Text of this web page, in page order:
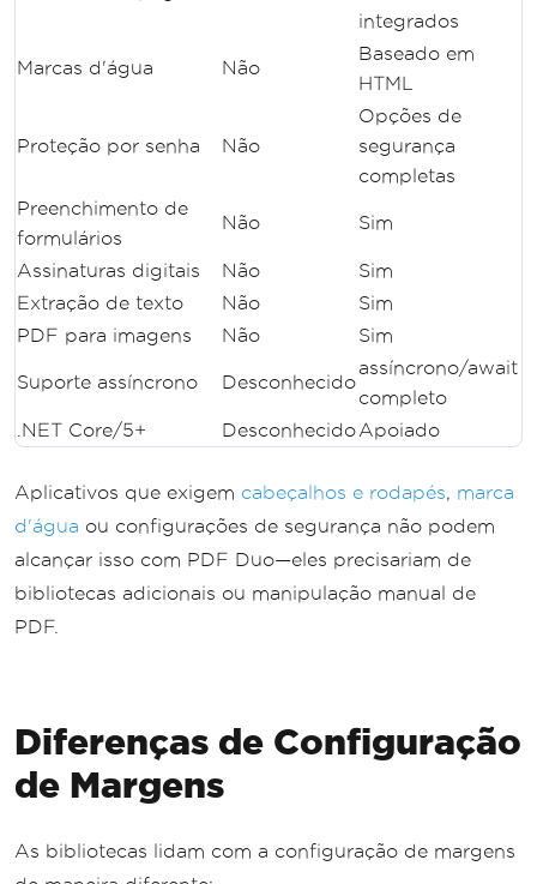
integrados
Marcas d'água Não
Baseado em
HTML
Proteção por senha Não
Opções de
segurança
completas
Preenchimento de
formulários
Não Sim
Assinaturas digitais Não
Sim
Extração de texto
Não
Sim
PDF para imagens
Não Sim
Suporte assíncrono Desconhecido
assíncrono/await
completo
.NET Core/5+
DesconhecidoApoiado
Aplicativos que exigem cabeçalhos e rodapés, marca
d'água ou configurações de segurança não podem
alcançar isso com PDF Duo—eles precisariam de
bibliotecas adicionais ou manipulação manual de
PDF.
Diferenças de Configuração
de Margens
As bibliotecas lidam com a configuração de margens